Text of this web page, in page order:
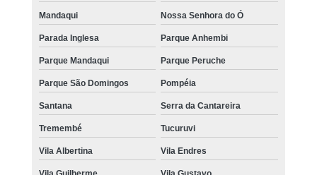
Mandaqui Nossa Senhora do Ó
Parada Inglesa Parque Anhembi
Parque Mandaqui Parque Peruche
Parque São Domingos Pompéia
Santana Serra da Cantareira
Tremembé Tucuruvi
Vila Albertina Vila Endres